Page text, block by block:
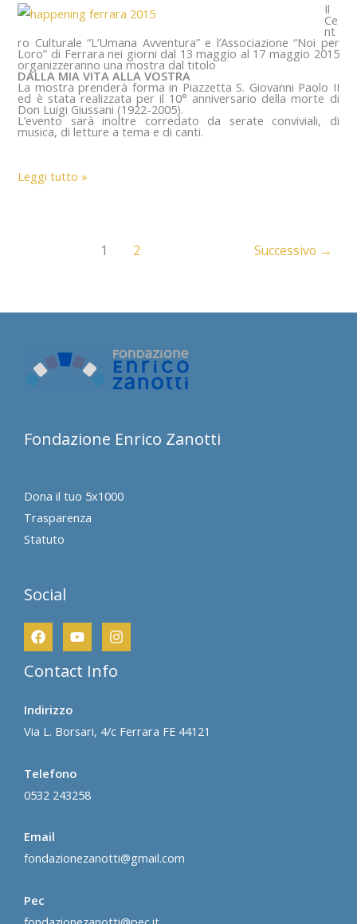
Il
Ce
nt
ro Culturale “L’Umana Avventura” e l’Associazione “Noi per
Loro” di Ferrara nei giorni dal 13 maggio al 17 maggio 2015
organizzeranno una mostra dal titolo
DALLA MIA VITA ALLA VOSTRA
La mostra prenderà forma in Piazzetta S. Giovanni Paolo II
ed è stata realizzata per il 10° anniversario della morte di
Don Luigi Giussani (1922-2005).
L’evento sarà inoltre corredato da serate conviviali, di
musica, di letture a tema e di canti.
Mostra
Leggi tutto »
1 2 Successivo →
Fondazione Enrico Zanotti
Dona il tuo 5x1000
Trasparenza
Statuto
Social
Contact Info
Indirizzo
Via L. Borsari, 4/c Ferrara FE 44121
Telefono
0532 243258
Email
fondazionezanotti@gmail.com
Pec